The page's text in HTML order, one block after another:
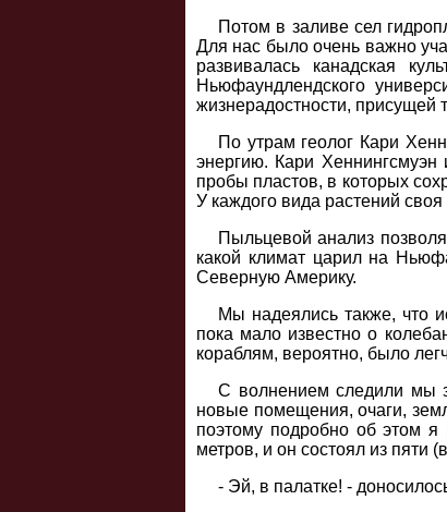
Потом в заливе сел
Для нас было очень важно
развивалась канадская
Ньюфаундлендского
жизнерадостности, присущей
По утрам геолог Кари
энергию. Кари
пробы пластов, в которых
У каждого вида растений
Пыльцевой анализ
какой климат царил на
Северную Америку.
Мы надеялись также, что
пока мало известно о
кораблям, вероятно, было
С волнением следили мы
новые помещения, очаги,
поэтому подробно об этом
метров, и он состоял из пяти
- Эй, в палатке! -